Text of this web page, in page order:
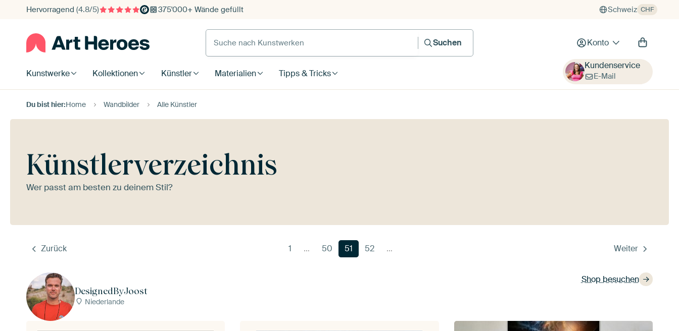
Hervorragend (4.8/5) 375'000+ Wände gefüllt Schweiz CHF
Suche nach Kunstwerken
Suchen
Konto
Kunstwerke Kollektionen Künstler Materialien Tipps & Tricks
Kundenservice
E-Mail
Du bist hier:Home Wandbilder Alle Künstler
Künstlerverzeichnis
Wer passt am besten zu deinem Stil?
Zurück 1 … 50 51 52 … Weiter
DesignedByJoost
Niederlande
Shop besuchen